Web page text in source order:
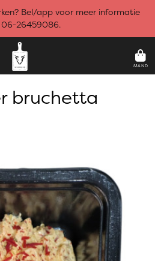
Bel/app voor meer informatie
06-26459086.
MAND
bruchetta